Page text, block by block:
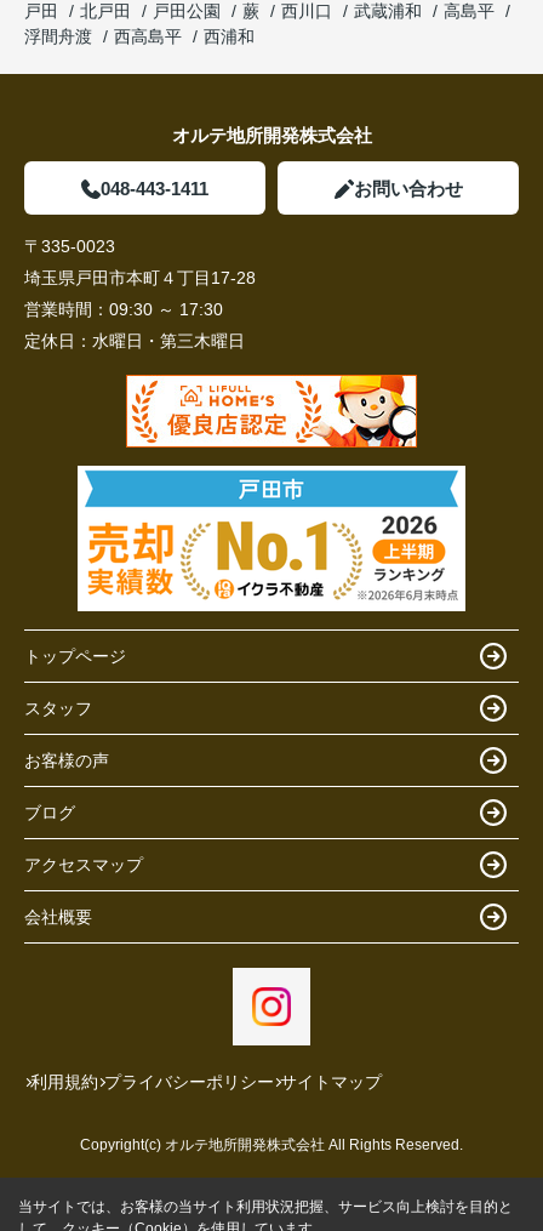
戸田
北戸田 戸田公園 蕨 西川口 武蔵浦和
高島平
浮間舟渡
西高島平 西浦和
オルテ地所開発株式会社
048-443-1411 お問い合わせ
〒335-0023
埼玉県戸田市本町４丁目17-28
営業時間： 09:30 ～ 17:30
定休日： 水曜日・第三木曜日
トップページ
スタッフ
お客様の声
ブログ
アクセスマップ
会社概要
利用規約 プライバシーポリシー サイトマップ
Copyright(c) オルテ地所開発株式会社 All Rights Reserved.
当サイトでは、お客様の当サイト利用状況把握、サービス向上検討を目的と